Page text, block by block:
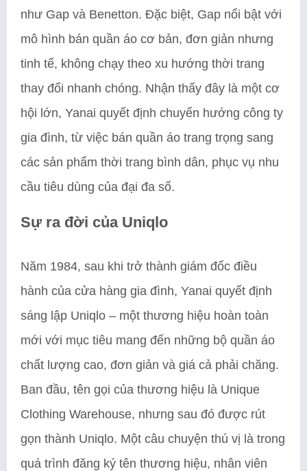
như Gap và Benetton. Đặc biệt, Gap nổi bật với
mô hình bán quần áo cơ bản, đơn giản nhưng
tinh tế, không chạy theo xu hướng thời trang
thay đổi nhanh chóng. Nhận thấy đây là một cơ
hội lớn, Yanai quyết định chuyển hướng công ty
gia đình, từ việc bán quần áo trang trọng sang
các sản phẩm thời trang bình dân, phục vụ nhu
cầu tiêu dùng của đại đa số.
Sự ra đời của Uniqlo
Năm 1984, sau khi trở thành giám đốc điều
hành của cửa hàng gia đình, Yanai quyết định
sáng lập Uniqlo – một thương hiệu hoàn toàn
mới với mục tiêu mang đến những bộ quần áo
chất lượng cao, đơn giản và giá cả phải chăng.
Ban đầu, tên gọi của thương hiệu là Unique
Clothing Warehouse, nhưng sau đó được rút
gọn thành Uniqlo. Một câu chuyện thú vị là trong
quá trình đăng ký tên thương hiệu, nhân viên